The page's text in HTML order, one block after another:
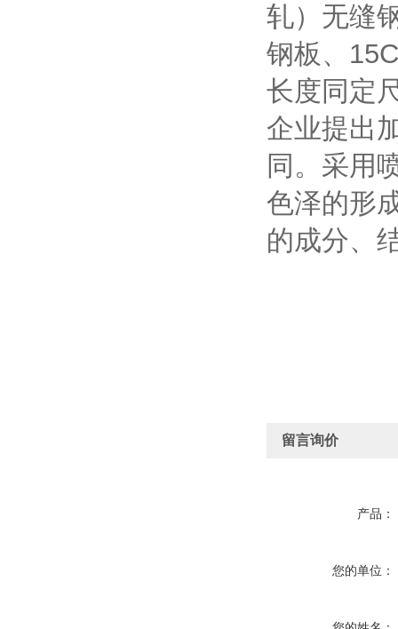
轧）无缝
钢板、
长度同定
企业提出
同。采用
色泽的形
的成分、
留言询价
产品：
您的单位：